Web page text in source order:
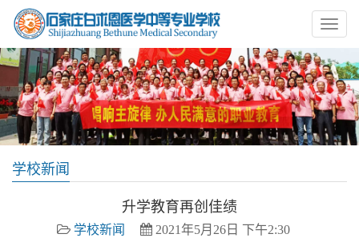
学校新闻
升学教育再创佳绩
学校新闻 2021年5月26日 下午2:30